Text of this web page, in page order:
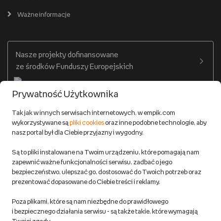
Zakupy hurtowe
Ważne informacje
Cennik dostawy
Zwroty
Reklamacje
Regulamin empik.com
Pozostałe Regulaminy Empiku
Polityka prywatności empik.com
Do 100 zł na pierwsze zakupy w aplikacji. Pobierz i
korzystaj z kodów zniżkowych.Dowiedz się więcej
Nasze projekty dofinansowane
ze środków Funduszy Europejskich
Prywatność Użytkownika
Tak jak w innych serwisach internetowych, w empik.com
wykorzystywane sąpliki cookiesoraz inne podobne technologie, aby
nasz portal był dla Ciebie przyjazny i wygodny.
Są to pliki instalowane na Twoim urządzeniu, które pomagają nam
zapewnić ważne funkcjonalności serwisu, zadbać o jego
bezpieczeństwo, ulepszać go, dostosować do Twoich potrzeb oraz
prezentować dopasowane do Ciebie treści i reklamy.
Poza plikami, które są nam niezbędne do prawidłowego
i bezpiecznego działania serwisu - są także takie, które wymagają